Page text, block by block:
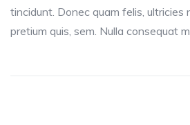
tincidunt. Donec quam felis, ultricies
pretium quis, sem. Nulla consequat